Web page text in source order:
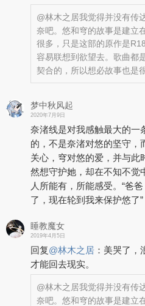
@林木之居我觉得并没有传
奈吧。悠和穹的故事是建立
很多，只是这部的原作是
容易联想到欲望去。歌曲都
契合的，所以想必故事也是
梦中秋风起
2020年7月9日
奈渚线是对我感触最大的一
的，不是奈渚对悠的坚守，
关心，穹对悠的爱，并与此
然想守护她，却在不知不觉
人所能有，所能感受。“爸
了，现在轮到我来保护悠了”
睡教魔女
2019年4月5日
回复@林木之居 ： 美哭了，
才能回去现实。
@林木之居我觉得并没有传
奈吧。悠和穹的故事是建立